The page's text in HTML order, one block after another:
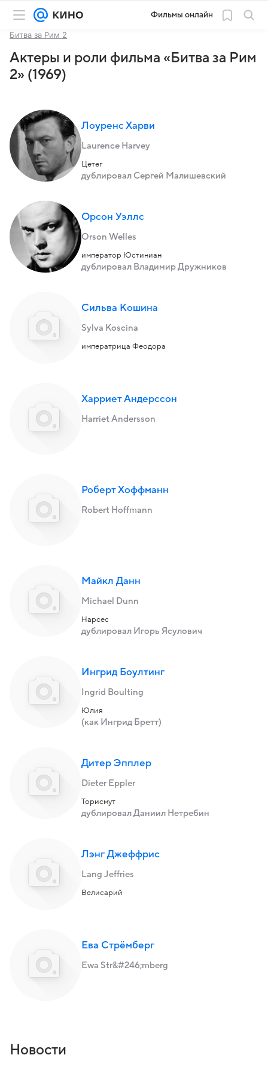
Фильмы онлайн
Битва за Рим 2
Актеры и роли фильма «Битва за Рим
2» (1969)
Лоуренс Харви
Laurence Harvey
Цетег
дублировал Сергей Малишевский
Орсон Уэллс
Orson Welles
император Юстиниан
дублировал Владимир Дружников
Сильва Кошина
Sylva Koscina
императрица Феодора
Харриет Андерссон
Harriet Andersson
Роберт Хоффманн
Robert Hoffmann
Майкл Данн
Michael Dunn
Нарсес
дублировал Игорь Ясулович
Ингрид Боултинг
Ingrid Boulting
Юлия
(как Ингрид Бретт)
Дитер Эпплер
Dieter Eppler
Торисмут
дублировал Даниил Нетребин
Лэнг Джеффрис
Lang Jeffries
Велисарий
Ева Стрёмберг
Ewa Str&#246;mberg
Новости